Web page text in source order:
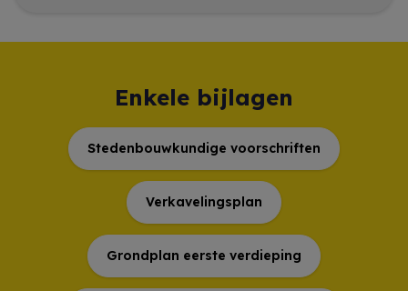
Enkele bijlagen
Stedenbouwkundige voorschriften
Verkavelingsplan
Grondplan eerste verdieping